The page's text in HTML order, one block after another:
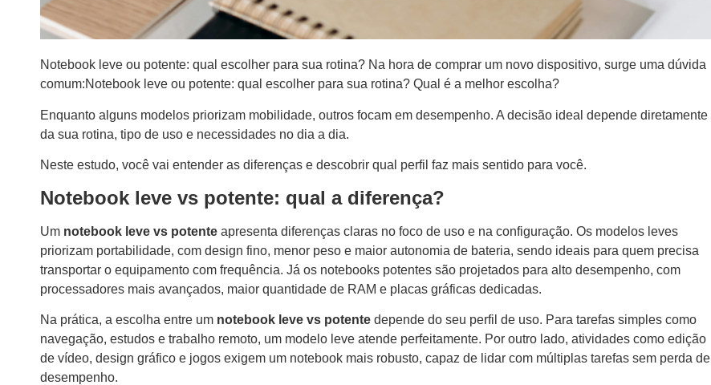
Notebook leve ou potente: qual escolher para sua rotina? Na hora de comprar um novo dispositivo, surge uma dúvida
comum:Notebook leve ou potente: qual escolher para sua rotina? Qual é a melhor escolha?
Enquanto alguns modelos priorizam mobilidade, outros focam em desempenho. A decisão ideal depende diretamente
da sua rotina, tipo de uso e necessidades no dia a dia.
Neste estudo, você vai entender as diferenças e descobrir qual perfil faz mais sentido para você.
Notebook leve vs potente: qual a diferença?
Um notebook leve vs potente apresenta diferenças claras no foco de uso e na configuração. Os modelos leves
priorizam portabilidade, com design fino, menor peso e maior autonomia de bateria, sendo ideais para quem precisa
transportar o equipamento com frequência. Já os notebooks potentes são projetados para alto desempenho, com
processadores mais avançados, maior quantidade de RAM e placas gráficas dedicadas.
Na prática, a escolha entre um notebook leve vs potente depende do seu perfil de uso. Para tarefas simples como
navegação, estudos e trabalho remoto, um modelo leve atende perfeitamente. Por outro lado, atividades como edição
de vídeo, design gráfico e jogos exigem um notebook mais robusto, capaz de lidar com múltiplas tarefas sem perda de
desempenho.